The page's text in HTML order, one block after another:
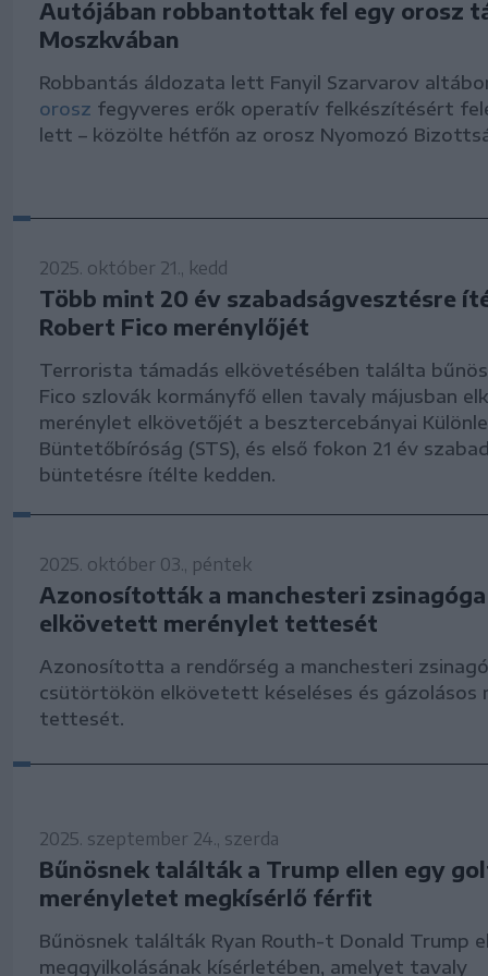
Autójában robbantottak fel egy orosz
Moszkvában
Robbantás áldozata lett Fanyil Szarvarov
orosz fegyveres erők operatív felkészítésért
lett – közölte hétfőn az orosz Nyomozó
2025. október 21., kedd
Több mint 20 év szabadságvesztésre
Robert Fico merénylőjét
Terrorista támadás elkövetésében találta
Fico szlovák kormányfő ellen tavaly májusban
merénylet elkövetőjét a besztercebányai
Büntetőbíróság (STS), és első fokon 21 év
büntetésre ítélte kedden.
2025. október 03., péntek
Azonosították a manchesteri zsinagóga
elkövetett merénylet tettesét
Azonosította a rendőrség a manchesteri
csütörtökön elkövetett késeléses és gázolásos
tettesét.
2025. szeptember 24., szerda
Bűnösnek találták a Trump ellen egy
merényletet megkísérlő férfit
Bűnösnek találták Ryan Routh-t Donald Trump
meggyilkolásának kísérletében, amelyet tavaly